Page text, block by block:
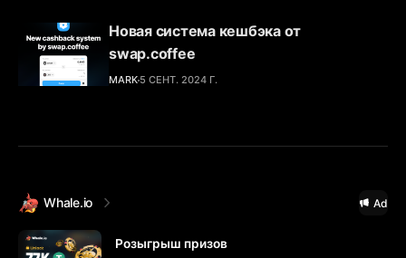
Новая система кешбэка от
swap.coffee
MARK 5 СЕНТ. 2024 Г.
Whale.io Ad
Розыгрыш призов